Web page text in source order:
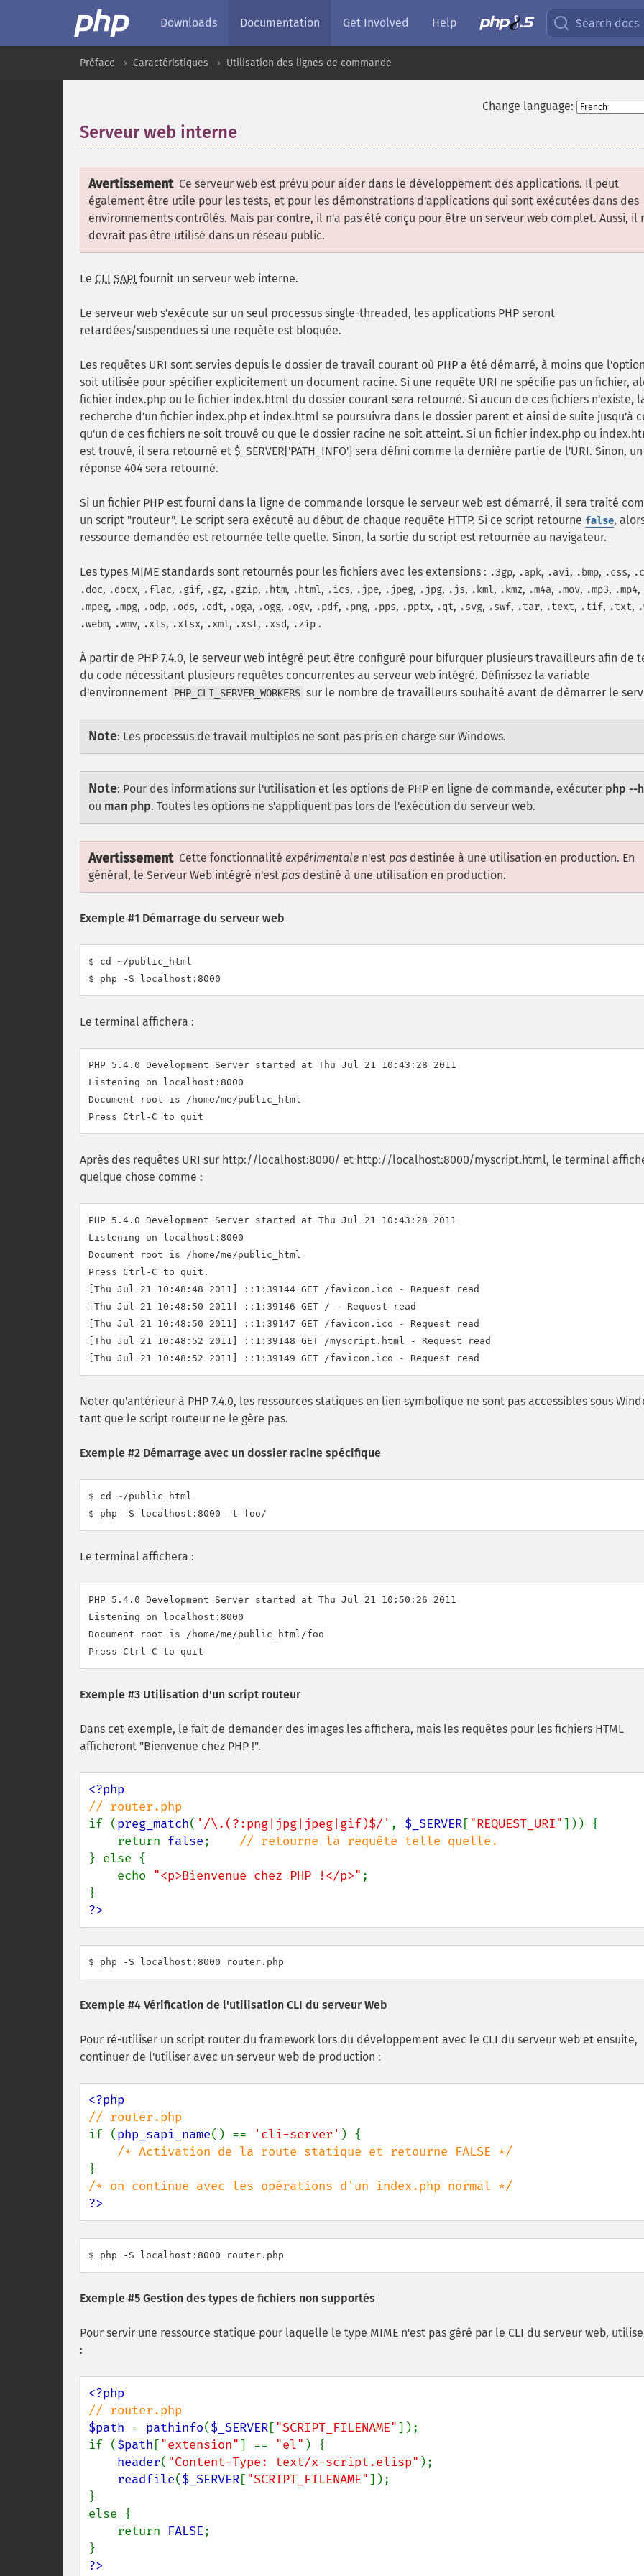
Downloads Documentation Get Involved Help Search docs
Préface Caractéristiques Utilisation des lignes de commande
Change language:
Serveur web interne
Avertissement Ce serveur web est prévu pour aider dans le développement des applications. Il peut
également être utile pour les tests, et pour les démonstrations d'applications qui sont exécutées dans des
environnements contrôlés. Mais par contre, il n'a pas été conçu pour être un serveur web complet. Aussi, il
devrait pas être utilisé dans un réseau public.
Le CLI SAPI fournit un serveur web interne.
Le serveur web s'exécute sur un seul processus single-threaded, les applications PHP seront
retardées/suspendues si une requête est bloquée.
Les requêtes URI sont servies depuis le dossier de travail courant où PHP a été démarré, à moins que
soit utilisée pour spécifier explicitement un document racine. Si une requête URI ne spécifie pas un fichier,
fichier index.php ou le fichier index.html du dossier courant sera retourné. Si aucun de ces fichiers n'existe,
recherche d'un fichier index.php et index.html se poursuivra dans le dossier parent et ainsi de suite jusqu'à
qu'un de ces fichiers ne soit trouvé ou que le dossier racine ne soit atteint. Si un fichier index.php ou
est trouvé, il sera retourné et $_SERVER['PATH_INFO'] sera défini comme la dernière partie de l'URI. Sinon,
réponse 404 sera retourné.
Si un fichier PHP est fourni dans la ligne de commande lorsque le serveur web est démarré, il sera traité
un script "routeur". Le script sera exécuté au début de chaque requête HTTP. Si ce script retourne false,
ressource demandée est retournée telle quelle. Sinon, la sortie du script est retournée au navigateur.
Les types MIME standards sont retournés pour les fichiers avec les extensions : .3gp, .apk, .avi, .bmp, .css,
.doc, .docx, .flac, .gif, .gz, .gzip, .htm, .html, .ics, .jpe, .jpeg, .jpg, .js, .kml, .kmz, .m4a, .mov, .mp3, .mp4,
.mpeg, .mpg, .odp, .ods, .odt, .oga, .ogg, .ogv, .pdf, .png, .pps, .pptx, .qt, .svg, .swf, .tar, .text, .tif, .txt,
.webm, .wmv, .xls, .xlsx, .xml, .xsl, .xsd, .zip .
À partir de PHP 7.4.0, le serveur web intégré peut être configuré pour bifurquer plusieurs travailleurs afin de
du code nécessitant plusieurs requêtes concurrentes au serveur web intégré. Définissez la variable
d'environnement PHP_CLI_SERVER_WORKERS sur le nombre de travailleurs souhaité avant de démarrer le
Note: Les processus de travail multiples ne sont pas pris en charge sur Windows.
Note: Pour des informations sur l'utilisation et les options de PHP en ligne de commande, exécuter php --
ou man php. Toutes les options ne s'appliquent pas lors de l'exécution du serveur web.
Avertissement Cette fonctionnalité expérimentale n'est pas destinée à une utilisation en production. En
général, le Serveur Web intégré n'est pas destiné à une utilisation en production.
Exemple #1 Démarrage du serveur web
$ cd ~/public_html
$ php -S localhost:8000
Le terminal affichera :
PHP 5.4.0 Development Server started at Thu Jul 21 10:43:28 2011
Listening on localhost:8000
Document root is /home/me/public_html
Après des requêtes URI sur http://localhost:8000/ et http://localhost:8000/myscript.html, le terminal
quelque chose comme :
PHP 5.4.0 Development Server started at Thu Jul 21 10:43:28 2011
Listening on localhost:8000
Document root is /home/me/public_html
Press Ctrl-C to quit.
[Thu Jul 21 10:48:48 2011] ::1:39144 GET /favicon.ico - Request read
[Thu Jul 21 10:48:50 2011] ::1:39146 GET / - Request read
[Thu Jul 21 10:48:50 2011] ::1:39147 GET /favicon.ico - Request read
[Thu Jul 21 10:48:52 2011] ::1:39148 GET /myscript.html - Request read
Noter qu'antérieur à PHP 7.4.0, les ressources statiques en lien symbolique ne sont pas accessibles sous
tant que le script routeur ne le gère pas.
Exemple #2 Démarrage avec un dossier racine spécifique
$ cd ~/public_html
$ php -S localhost:8000 -t foo/
Le terminal affichera :
PHP 5.4.0 Development Server started at Thu Jul 21 10:50:26 2011
Listening on localhost:8000
Document root is /home/me/public_html/foo
Exemple #3 Utilisation d'un script routeur
Dans cet exemple, le fait de demander des images les affichera, mais les requêtes pour les fichiers HTML
afficheront "Bienvenue chez PHP !".
if (preg_match( '/\.(?:png|jpg|jpeg|gif)$/' , $_SERVER["REQUEST_URI"])) {
    return
false;
} else {
    echo
"<p>Bienvenue chez PHP !</p>" ;
?>
$ php -S localhost:8000 router.php
Exemple #4 Vérification de l'utilisation CLI du serveur Web
Pour ré-utiliser un script router du framework lors du développement avec le CLI du serveur web et ensuite,
continuer de l'utiliser avec un serveur web de production :
if (php_sapi_name() == 'cli-server' ) {
?>
$ php -S localhost:8000 router.php
Exemple #5 Gestion des types de fichiers non supportés
Pour servir une ressource statique pour laquelle le type MIME n'est pas géré par le CLI du serveur web,
:
$path = pathinfo($_SERVER["SCRIPT_FILENAME"]);
if ($path ["extension"] == "el" ) {
header( "Content-Type: text/x-script.elisp" );
readfile($_SERVER["SCRIPT_FILENAME"]);
}
else {
    return
FALSE;
?>